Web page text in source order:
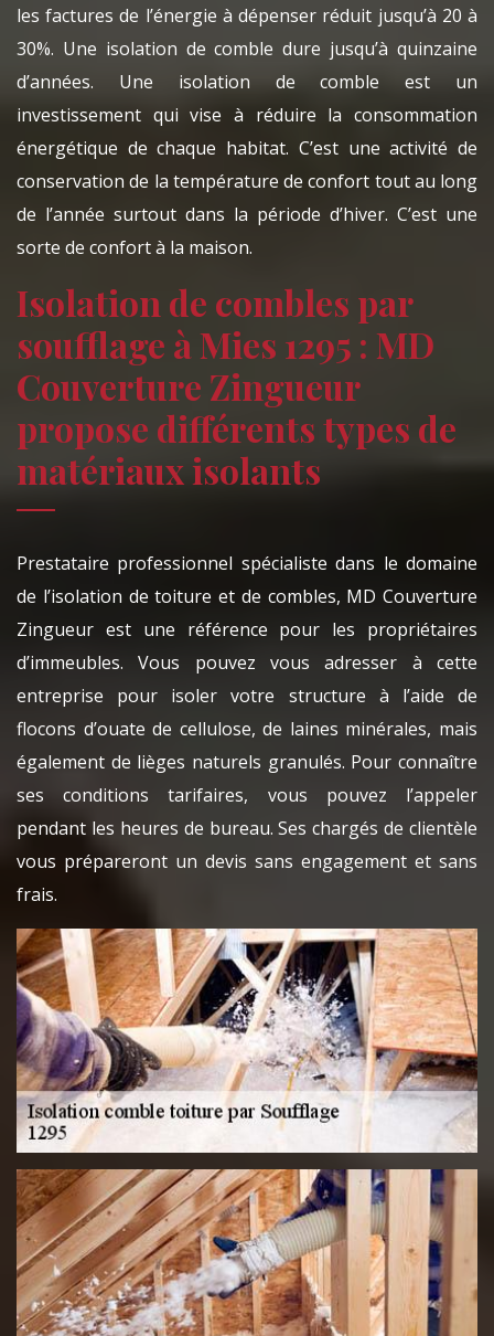
les factures de l’énergie à dépenser réduit jusqu’à 20 à
30%. Une isolation de comble dure jusqu’à quinzaine
d’années. Une isolation de comble est un
investissement qui vise à réduire la consommation
énergétique de chaque habitat. C’est une activité de
conservation de la température de confort tout au long
de l’année surtout dans la période d’hiver. C’est une
sorte de confort à la maison.
Isolation de combles par
soufflage à Mies 1295 : MD
Couverture Zingueur
propose différents types de
matériaux isolants
Prestataire professionnel spécialiste dans le domaine
de l’isolation de toiture et de combles, MD Couverture
Zingueur est une référence pour les propriétaires
d’immeubles. Vous pouvez vous adresser à cette
entreprise pour isoler votre structure à l’aide de
flocons d’ouate de cellulose, de laines minérales, mais
également de lièges naturels granulés. Pour connaître
ses conditions tarifaires, vous pouvez l’appeler
pendant les heures de bureau. Ses chargés de clientèle
vous prépareront un devis sans engagement et sans
frais.